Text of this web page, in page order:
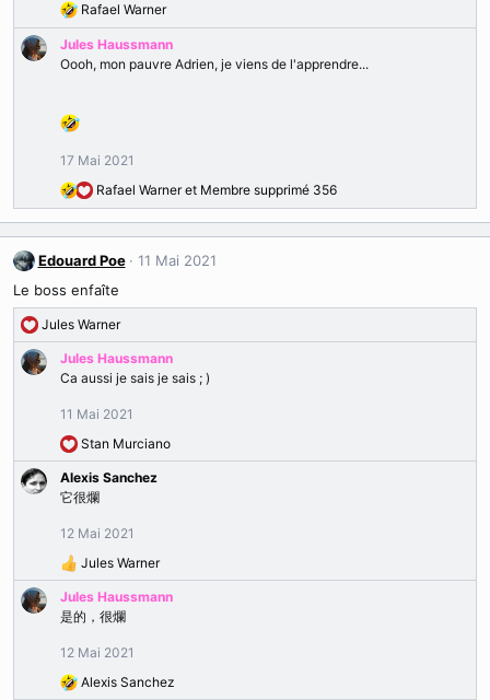
n
s
R
é
a
i
o
n
:
Rafael Warner
Jules Haussmann
Oooh, mon pauvre Adrien, je viens de l'apprendre...
17 Mai 2021
R
a
c
i
s
:
Rafael Warneret Membre supprimé 356
Edouard Poe
11 Mai 2021
Le boss enfaîte
R
é
a
n
s
Jules Warner
Jules Haussmann
Ca aussi je sais je sais ; )
11 Mai 2021
R
é
a
t
o
n
s
:
Stan Murciano
Alexis Sanchez
它很爛
12 Mai 2021
R
é
a
t
o
Jules Warner
Jules Haussmann
是的，很爛
12 Mai 2021
R
Alexis Sanchez